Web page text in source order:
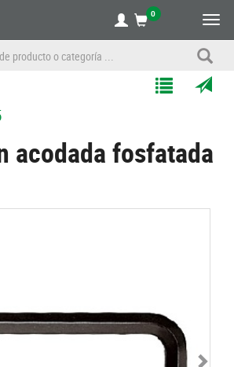
0
correo
a
Listas
acodada fosfatada